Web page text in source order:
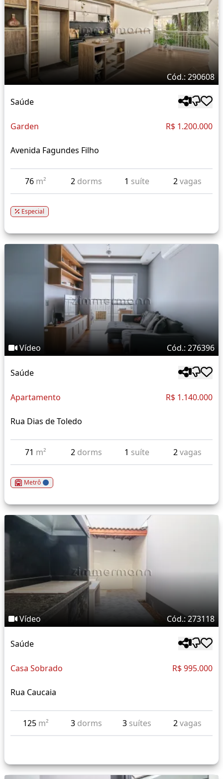
Cód.: 290608
Saúde
Garden R$ 1.200.000
Avenida Fagundes Filho
76 m² 2 dorms 1 suíte 2vagas
Especial
Vídeo Cód.: 276396
Saúde
Apartamento R$ 1.140.000
Rua Dias de Toledo
71 m² 2 dorms 1 suíte 2vagas
Metrô
Vídeo Cód.: 273118
Saúde
Casa Sobrado R$ 995.000
Rua Caucaia
125 m² 3 dorms 3 suítes 2vagas